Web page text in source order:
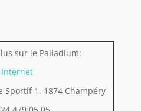
sur le Palladium:
Internet
Sportif 1, 1874 Champéry